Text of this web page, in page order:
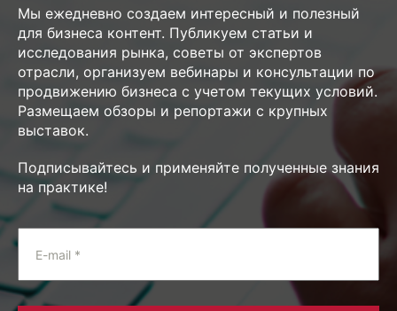
Мы ежедневно создаем интересный и полезный
для бизнеса контент. Публикуем статьи и
исследования рынка, советы от экспертов
отрасли, организуем вебинары и консультации по
продвижению бизнеса с учетом текущих условий.
Размещаем обзоры и репортажи с крупных
выставок.
Подписывайтесь и применяйте полученные знания
на практике!
E-mail *